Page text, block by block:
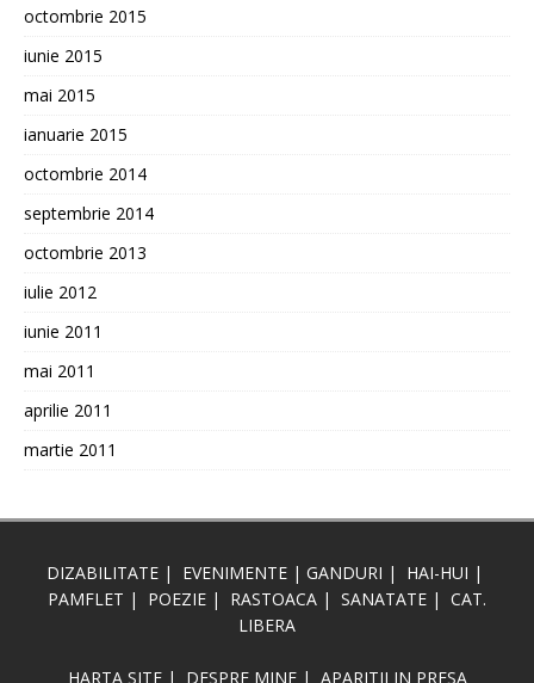
octombrie 2015
iunie 2015
mai 2015
ianuarie 2015
octombrie 2014
septembrie 2014
octombrie 2013
iulie 2012
iunie 2011
mai 2011
aprilie 2011
martie 2011
DIZABILITATE | EVENIMENTE | GANDURI | HAI-HUI |
PAMFLET | POEZIE | RASTOACA | SANATATE | CAT.
LIBERA
HARTA SITE| DESPRE MINE| APARITII IN PRESA